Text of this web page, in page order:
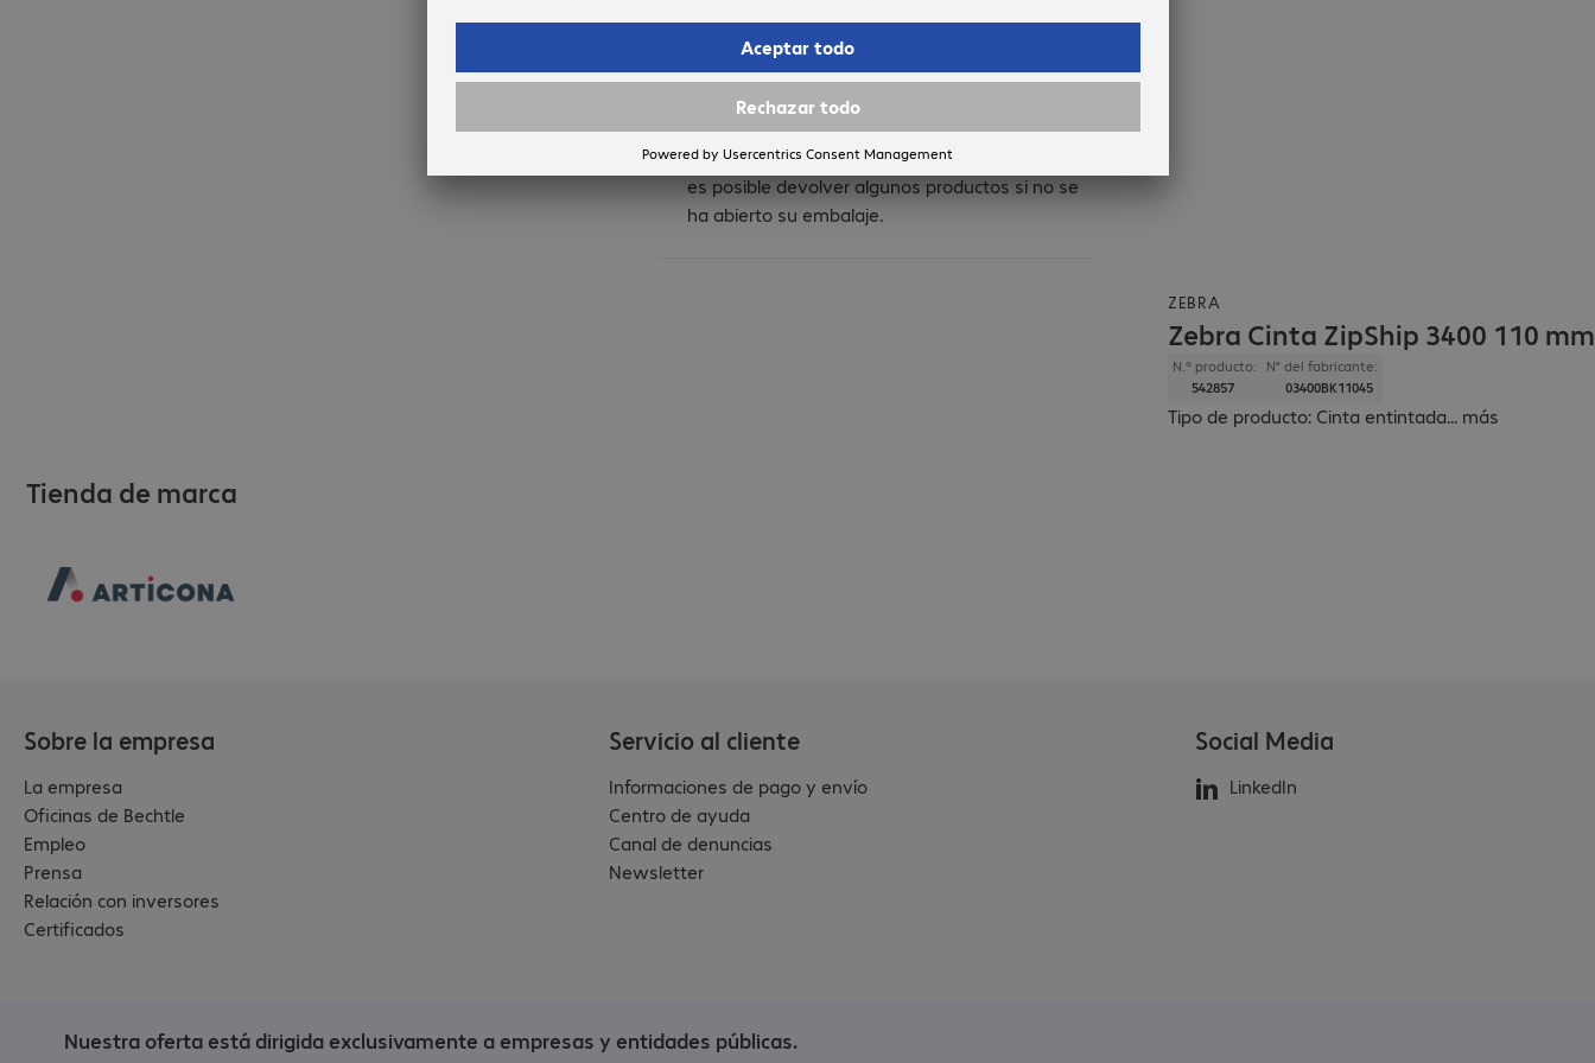
ZEBRA
Zebra Cinta ZipShip 3400 110 mm
N.º producto:
542857
N° del fabricante:
03400BK11045
Tipo de producto: Cinta entintada... más
Devoluciones
Tenga en cuenta que los productos
personalizados, los productos con licencia, los
productos B y las piezas de repuesto no se
pueden devolver. Por razones de higiene, solo
es posible devolver algunos productos si no se
ha abierto su embalaje.
Tienda de marca
Sobre la empresa
La empresa
Oficinas de Bechtle
Empleo
Prensa
Relación con inversores
Certificados
Servicio al cliente
Informaciones de pago y envío
Centro de ayuda
Canal de denuncias
Newsletter
Social Media
LinkedIn
Nuestra oferta está dirigida exclusivamente a empresas y entidades públicas.